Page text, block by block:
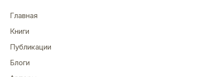
Главная
Книги
Публикации
Блоги